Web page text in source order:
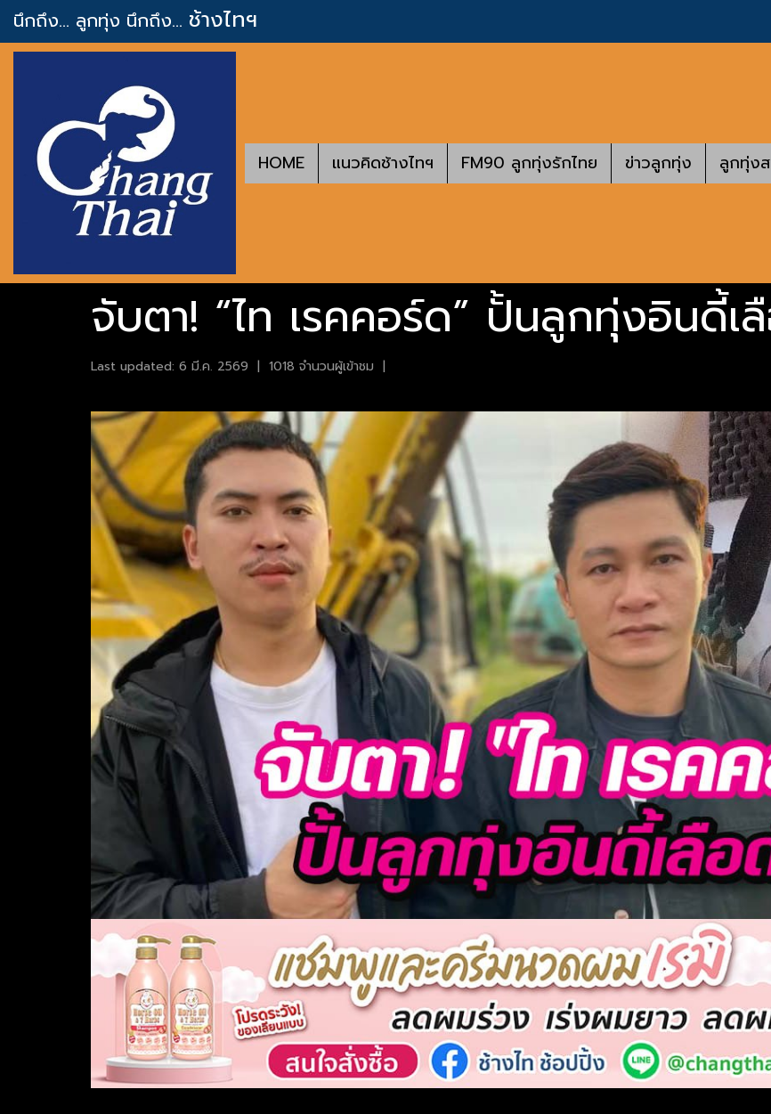
นึกถึง... ลูกทุ่ง นึกถึง... ช้างไทฯ
HOME แนวคิดช้างไทฯ FM90 ลูกทุ่งรักไทย ข่าวลูกทุ่ง ลูกทุ่ง
จับตา! “ไท เรคคอร์ด” ปั้นลูกทุ่งอินดี้เ
Last updated: 6 มี.ค. 2569 | 1018 จำนวนผู้เข้าชม |